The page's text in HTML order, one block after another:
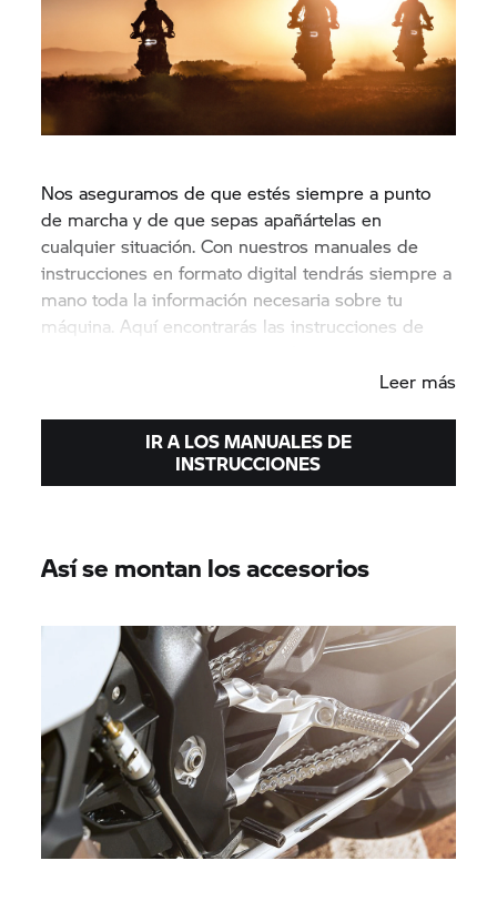
Nos aseguramos de que estés siempre a punto
de marcha y de que sepas apañártelas en
cualquier situación. Con nuestros manuales de
instrucciones en formato digital tendrás siempre a
mano toda la información necesaria sobre tu
máquina. Aquí encontrarás las instrucciones de
Leer más
IR A LOS MANUALES DE
INSTRUCCIONES
Así se montan los accesorios